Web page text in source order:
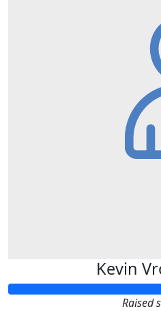
Kevin
Raised